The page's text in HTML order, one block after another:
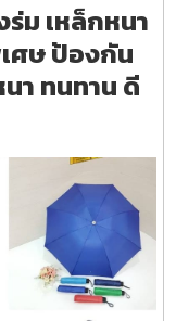
ร่ม เหล็กหนา
ศษ ป้องกัน
า ทนทาน ดี